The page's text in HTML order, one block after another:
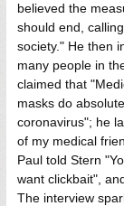
believed the
should end,
society." He then
many people in
claimed that
masks do
coronavirus"; he
of my medical
Paul told Stern
want clickbait",
The interview